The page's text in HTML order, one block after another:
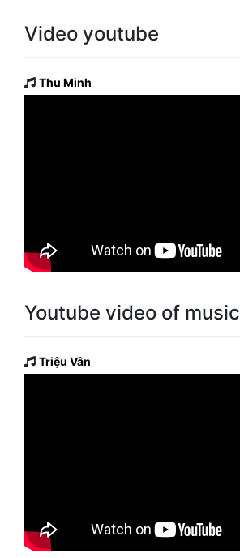
Video youtube
Thu Minh
Youtube video of music
Triệu Vân